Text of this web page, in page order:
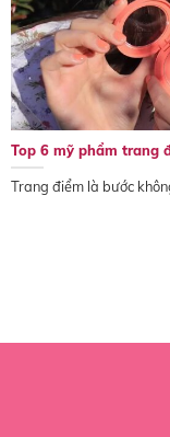
Top 6 mỹ phẩm trang
Trang điểm là bước